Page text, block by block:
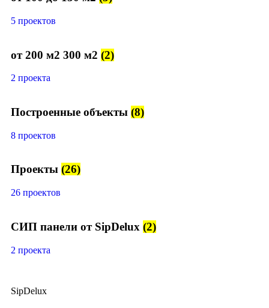
5 проектов
от 200 м2 300 м2 (2)
2 проекта
Построенные объекты (8)
8 проектов
Проекты (26)
26 проектов
СИП панели от SipDelux (2)
2 проекта
SipDelux